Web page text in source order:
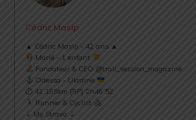
Cédric Masip
▲ Cédric Masip - 42 ans ▲
Marié - 1 enfant
Fondateur & CEO @trail_session_magazine
Odessa - Ukraine
⏱ 42.195km [RP] 2h46’52
Runner & Cyclist
⇣ My Strava ⇣